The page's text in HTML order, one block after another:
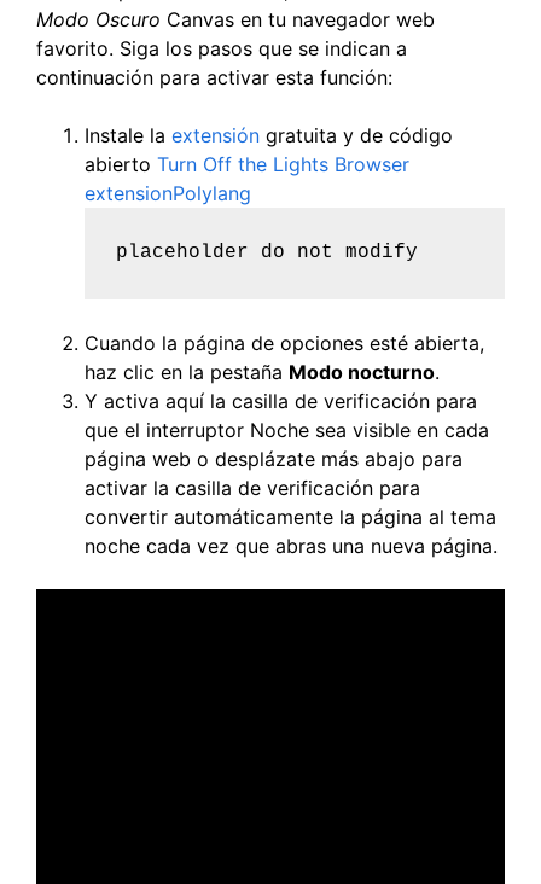
Modo Oscuro Canvas en tu navegador web
favorito. Siga los pasos que se indican a
continuación para activar esta función:
Instale la extensión gratuita y de código
abierto Turn Off the Lights Browser
extensionPolylang
placeholder do not modify
Cuando la página de opciones esté abierta,
haz clic en la pestaña Modo nocturno.
Y activa aquí la casilla de verificación para
que el interruptor Noche sea visible en cada
página web o desplázate más abajo para
activar la casilla de verificación para
convertir automáticamente la página al tema
noche cada vez que abras una nueva página.